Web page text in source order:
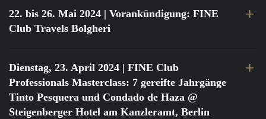
22. bis 26. Mai 2024 | Vorankündigung: FINE
Club Travels Bolgheri
Dienstag, 23. April 2024 | FINE Club
Professionals Masterclass: 7 gereifte Jahrgänge
Tinto Pesquera und Condado de Haza @
Steigenberger Hotel am Kanzleramt, Berlin